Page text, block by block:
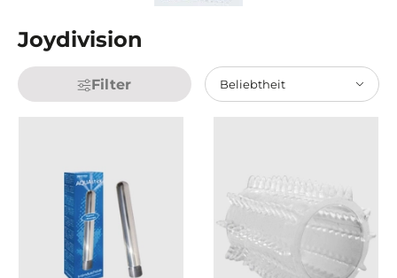
Joydivision
Filter Beliebtheit